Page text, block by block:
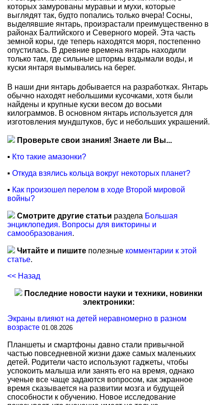
которых замурованы муравьи и мухи, которые
выглядят так, будто попались только вчера! Сосны,
выделявшие янтарь, произрастали преимущественно в
районах Балтийского и Северного морей. Эта часть
земной коры, где теперь находятся моря, постепенно
опустилась. В древние времена янтарь находили
только там, где сильные штормы вздымали воды, и
куски янтаря вымывались на берег.
В наши дни янтарь добывается на разработках. Янтарь
обычно находят небольшими кусочками, хотя были
найдены и крупные куски весом до восьми
килограммов. В основном янтарь используется для
изготовления мундштуков, бус и небольших украшений.
Проверьте свои знания! Знаете ли Вы...
▪ Кто такие амазонки?
▪ Откуда взялись кольца вокруг некоторых планет?
▪ Как произошел перелом в ходе Второй мировой
войны?
Смотрите другие статьи раздела Большая
энциклопедия. Вопросы для викторины и
самообразования.
Читайте и пишите полезные комментарии к этой
статье.
<< Назад
Последние новости науки и техники, новинки
электроники:
Экраны влияют на детей неравномерно в разном
возрасте 01.08.2026
Планшеты и смартфоны давно стали привычной
частью повседневной жизни даже самых маленьких
детей. Родители часто используют гаджеты, чтобы
успокоить малыша или занять его на время, однако
ученые все чаще задаются вопросом, как экранное
время сказывается на развитии мозга и будущей
способности к обучению. Новое исследование